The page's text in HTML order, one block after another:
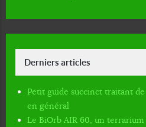
Derniers articles
Petit guide succinct traitant
en général
Le BiOrb AIR 60, un